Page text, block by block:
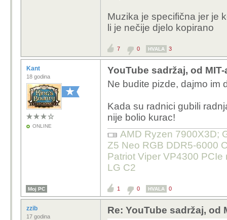
Muzika je specifična jer je
li je nečije djelo kopirano
7 0 HVALA 3
Kant
18 godina
ONLINE
YouTube sadržaj, od
Ne budite pizde, dajmo im
Kada su radnici gubili
nije bolio kurac!
AMD Ryzen 7900X3D;
Z5 Neo RGB DDR5-6000
Patriot Viper VP4300
LG C2
Moj PC 1 0 HVALA 0
zzib
17 godina
Re: YouTube sadržaj, od